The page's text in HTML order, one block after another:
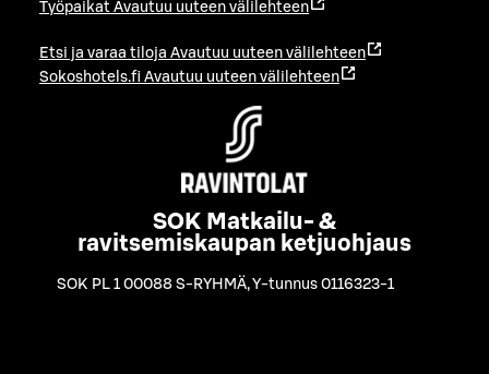
Työpaikat Avautuu uuteen välilehteen
Etsi ja varaa tiloja Avautuu uuteen välilehteen
Sokoshotels.fi Avautuu uuteen välilehteen
SOK Matkailu- &
ravitsemiskaupan ketjuohjaus
SOK PL 1 00088 S-RYHMÄ,Y-tunnus 0116323-1